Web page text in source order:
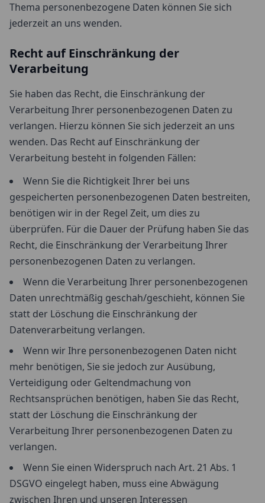
Thema personenbezogene Daten können Sie sich
jederzeit an uns wenden.
Recht auf Einschränkung der
Verarbeitung
Sie haben das Recht, die Einschränkung der
Verarbeitung Ihrer personenbezogenen Daten zu
verlangen. Hierzu können Sie sich jederzeit an uns
wenden. Das Recht auf Einschränkung der
Verarbeitung besteht in folgenden Fällen:
Wenn Sie die Richtigkeit Ihrer bei uns
gespeicherten personenbezogenen Daten bestreiten,
benötigen wir in der Regel Zeit, um dies zu
überprüfen. Für die Dauer der Prüfung haben Sie das
Recht, die Einschränkung der Verarbeitung Ihrer
personenbezogenen Daten zu verlangen.
Wenn die Verarbeitung Ihrer personenbezogenen
Daten unrechtmäßig geschah/geschieht, können Sie
statt der Löschung die Einschränkung der
Datenverarbeitung verlangen.
Wenn wir Ihre personenbezogenen Daten nicht
mehr benötigen, Sie sie jedoch zur Ausübung,
Verteidigung oder Geltendmachung von
Rechtsansprüchen benötigen, haben Sie das Recht,
statt der Löschung die Einschränkung der
Verarbeitung Ihrer personenbezogenen Daten zu
verlangen.
Wenn Sie einen Widerspruch nach Art. 21 Abs. 1
DSGVO eingelegt haben, muss eine Abwägung
zwischen Ihren und unseren Interessen